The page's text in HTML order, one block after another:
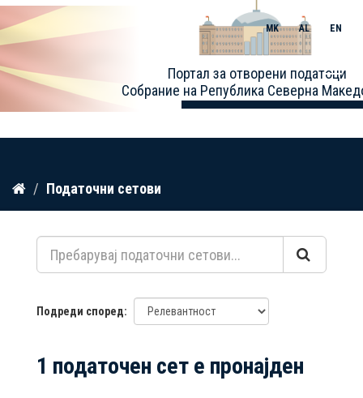
Прескокнете
содржина
Портал за отворени податоци
Собрание на Република Северна
MK AL EN
Toggle
Податочни сетови
Подреди според
1 податочен сет е пронајден